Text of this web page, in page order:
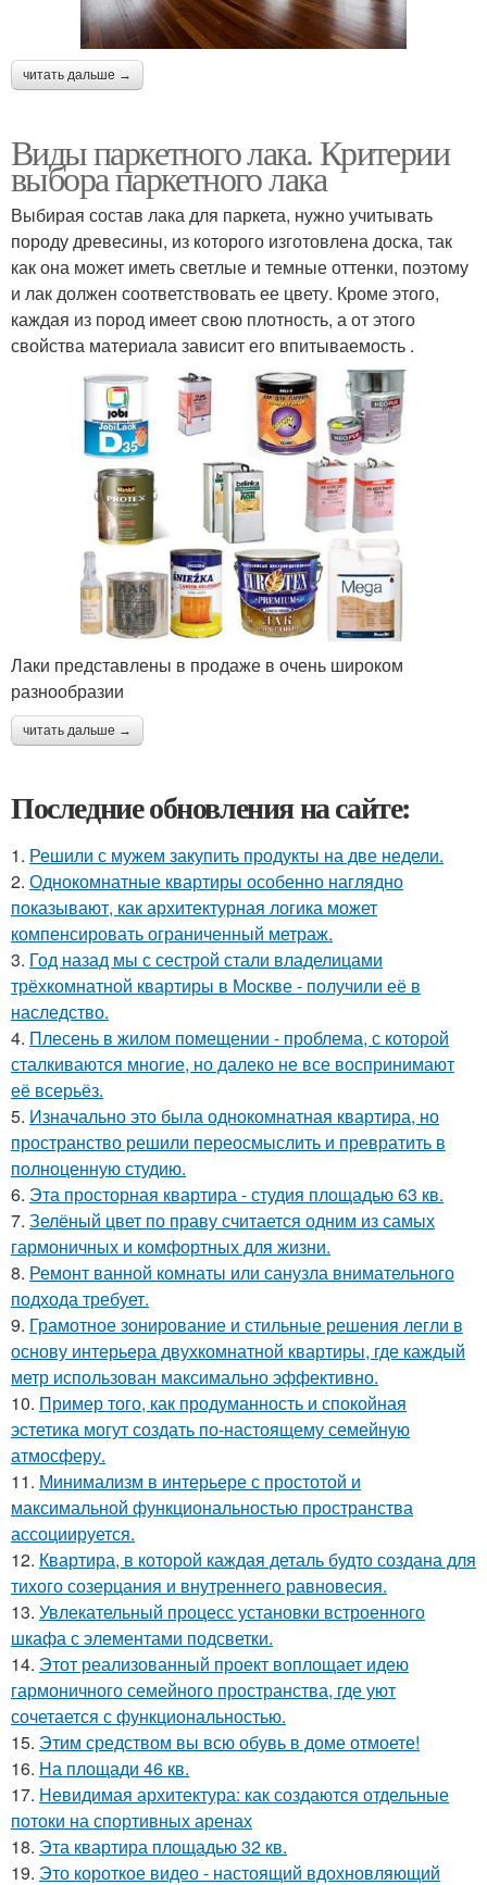
читать дальше →
Виды паркетного лака. Критерии
выбора паркетного лака
Выбирая состав лака для паркета, нужно учитывать
породу древесины, из которого изготовлена доска, так
как она может иметь светлые и темные оттенки, поэтому
и лак должен соответствовать ее цвету. Кроме этого,
каждая из пород имеет свою плотность, а от этого
свойства материала зависит его впитываемость .
Лаки представлены в продаже в очень широком
разнообразии
читать дальше →
Последние обновления на сайте:
1. Решили с мужем закупить продукты на две недели.
2. Однокомнатные квартиры особенно наглядно
показывают, как архитектурная логика может
компенсировать ограниченный метраж.
3. Год назад мы с сестрой стали владелицами
трёхкомнатной квартиры в Москве - получили её в
наследство.
4. Плесень в жилом помещении - проблема, с которой
сталкиваются многие, но далеко не все воспринимают
её всерьёз.
5. Изначально это была однокомнатная квартира, но
пространство решили переосмыслить и превратить в
полноценную студию.
6. Эта просторная квартира - студия площадью 63 кв.
7. Зелёный цвет по праву считается одним из самых
гармоничных и комфортных для жизни.
8. Ремонт ванной комнаты или санузла внимательного
подхода требует.
9. Грамотное зонирование и стильные решения легли в
основу интерьера двухкомнатной квартиры, где каждый
метр использован максимально эффективно.
10. Пример того, как продуманность и спокойная
эстетика могут создать по-настоящему семейную
атмосферу.
11. Минимализм в интерьере с простотой и
максимальной функциональностью пространства
ассоциируется.
12. Квартира, в которой каждая деталь будто создана для
тихого созерцания и внутреннего равновесия.
13. Увлекательный процесс установки встроенного
шкафа с элементами подсветки.
14. Этот реализованный проект воплощает идею
гармоничного семейного пространства, где уют
сочетается с функциональностью.
15. Этим средством вы всю обувь в доме отмоете!
16. На площади 46 кв.
17. Невидимая архитектура: как создаются отдельные
потоки на спортивных аренах
18. Эта квартира площадью 32 кв.
19. Это короткое видео - настоящий вдохновляющий